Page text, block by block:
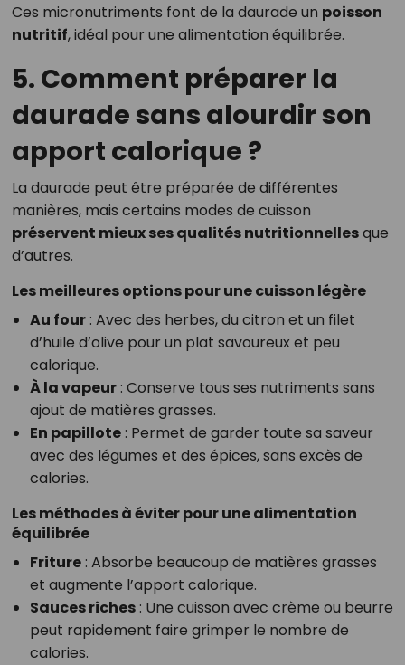
Ces micronutriments font de la daurade un poisson
nutritif, idéal pour une alimentation équilibrée.
5. Comment préparer la
daurade sans alourdir son
apport calorique ?
La daurade peut être préparée de différentes
manières, mais certains modes de cuisson
préservent mieux ses qualités nutritionnellesque
d’autres.
Les meilleures options pour une cuisson légère
Au four: Avec des herbes, du citron et un filet
d’huile d’olive pour un plat savoureux et peu
calorique.
À la vapeur: Conserve tous ses nutriments sans
ajout de matières grasses.
En papillote: Permet de garder toute sa saveur
avec des légumes et des épices, sans excès de
calories.
Les méthodes à éviter pour une alimentation
équilibrée
Friture: Absorbe beaucoup de matières grasses
et augmente l’apport calorique.
Sauces riches: Une cuisson avec crème ou beurre
peut rapidement faire grimper le nombre de
calories.